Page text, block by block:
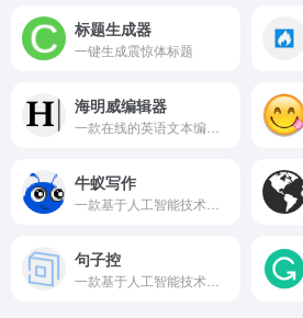
标题生成器
一键生成震惊体标题
海明威编辑器
牛蚁写作
句子控